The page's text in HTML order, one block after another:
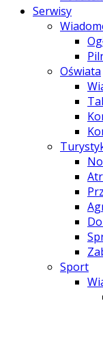
Serwisy
Oświata
Sport